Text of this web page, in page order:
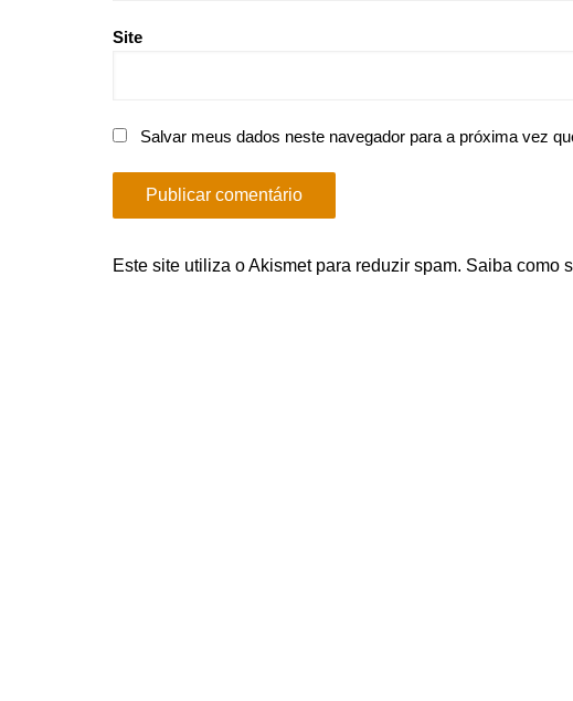
Site
Salvar meus dados neste navegador para a próxima vez
Este site utiliza o Akismet para reduzir spam. Saiba como